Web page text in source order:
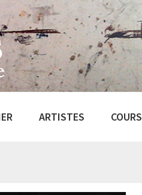
ARTISTES COURS